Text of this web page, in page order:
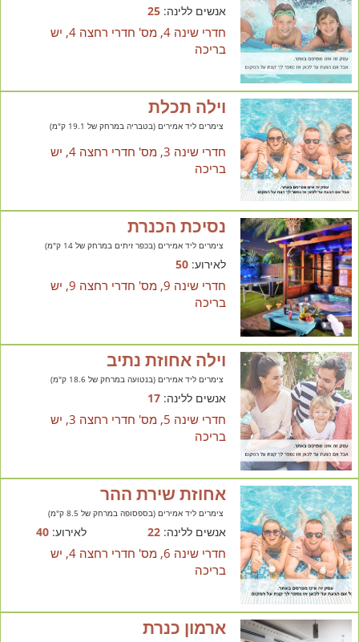
אנשים ללינה:25
חדרי שינה 4, מס' חדרי רחצה 4, יש
בריכה
וילה תכלת
צימרים ליד אמירים (בטבריה במרחק של 19.1 ק"מ)
חדרי שינה 3, מס' חדרי רחצה 4, יש
בריכה
נסיכת הכנרת
צימרים ליד אמירים (בכפר זיתים במרחק של 14 ק"מ)
לאירוע:50
חדרי שינה 9, מס' חדרי רחצה 9, יש
בריכה
וילה אחוזת נתיב
צימרים ליד אמירים (בנטועה במרחק של 18.6 ק"מ)
אנשים ללינה:17
חדרי שינה 5, מס' חדרי רחצה 3, יש
בריכה
אחוזת שירת ההר
צימרים ליד אמירים (בספסופה במרחק של 8.5 ק"מ)
אנשים ללינה:22 לאירוע:40
חדרי שינה 6, מס' חדרי רחצה 4, יש
בריכה
ארמון כנרת